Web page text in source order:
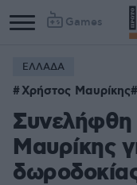
Games
ΕΛΛΑΔΑ
Χρήστος Μαυρίκης
Μαυρίκης